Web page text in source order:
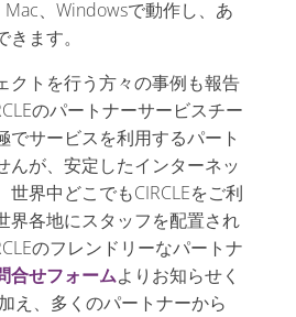
、Windowsで動作し、あ
ます。
クトを行う方々の事例も報告
のパートナーサービスチー
でサービスを利用するパート
んが、安定したインターネッ
世界中どこでもCIRCLEをご利
界各地にスタッフを配置され
のフレンドリーなパートナ
合せフォームよりお知らせく
え、多くのパートナーから